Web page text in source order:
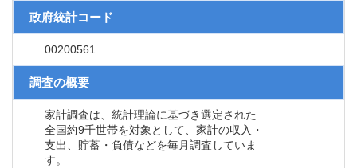
政府統計コード
00200561
調査の概要
家計調査は、統計理論に基づき選定された
全国約9千世帯を対象として、家計の収入・
支出、貯蓄・負債などを毎月調査していま
す。